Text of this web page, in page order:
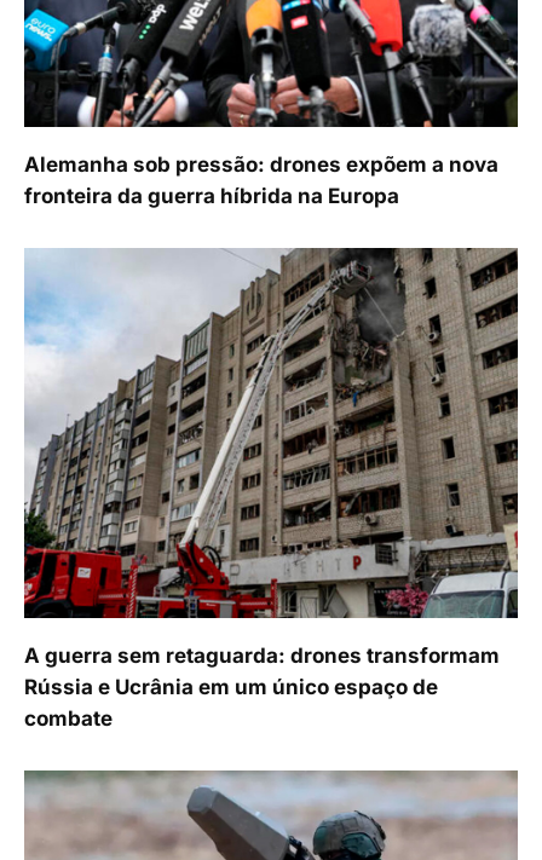
Alemanha sob pressão: drones expõem a nova
fronteira da guerra híbrida na Europa
A guerra sem retaguarda: drones transformam
Rússia e Ucrânia em um único espaço de
combate